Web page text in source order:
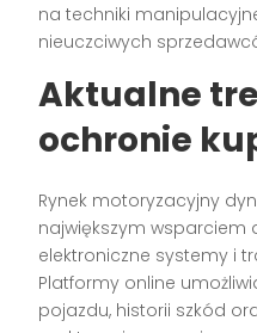
na techniki
nieuczciwych
Aktualne
ochronie
Rynek motoryzacyjny
największym wsparciem
elektroniczne systemy i
Platformy online
pojazdu, historii szkód